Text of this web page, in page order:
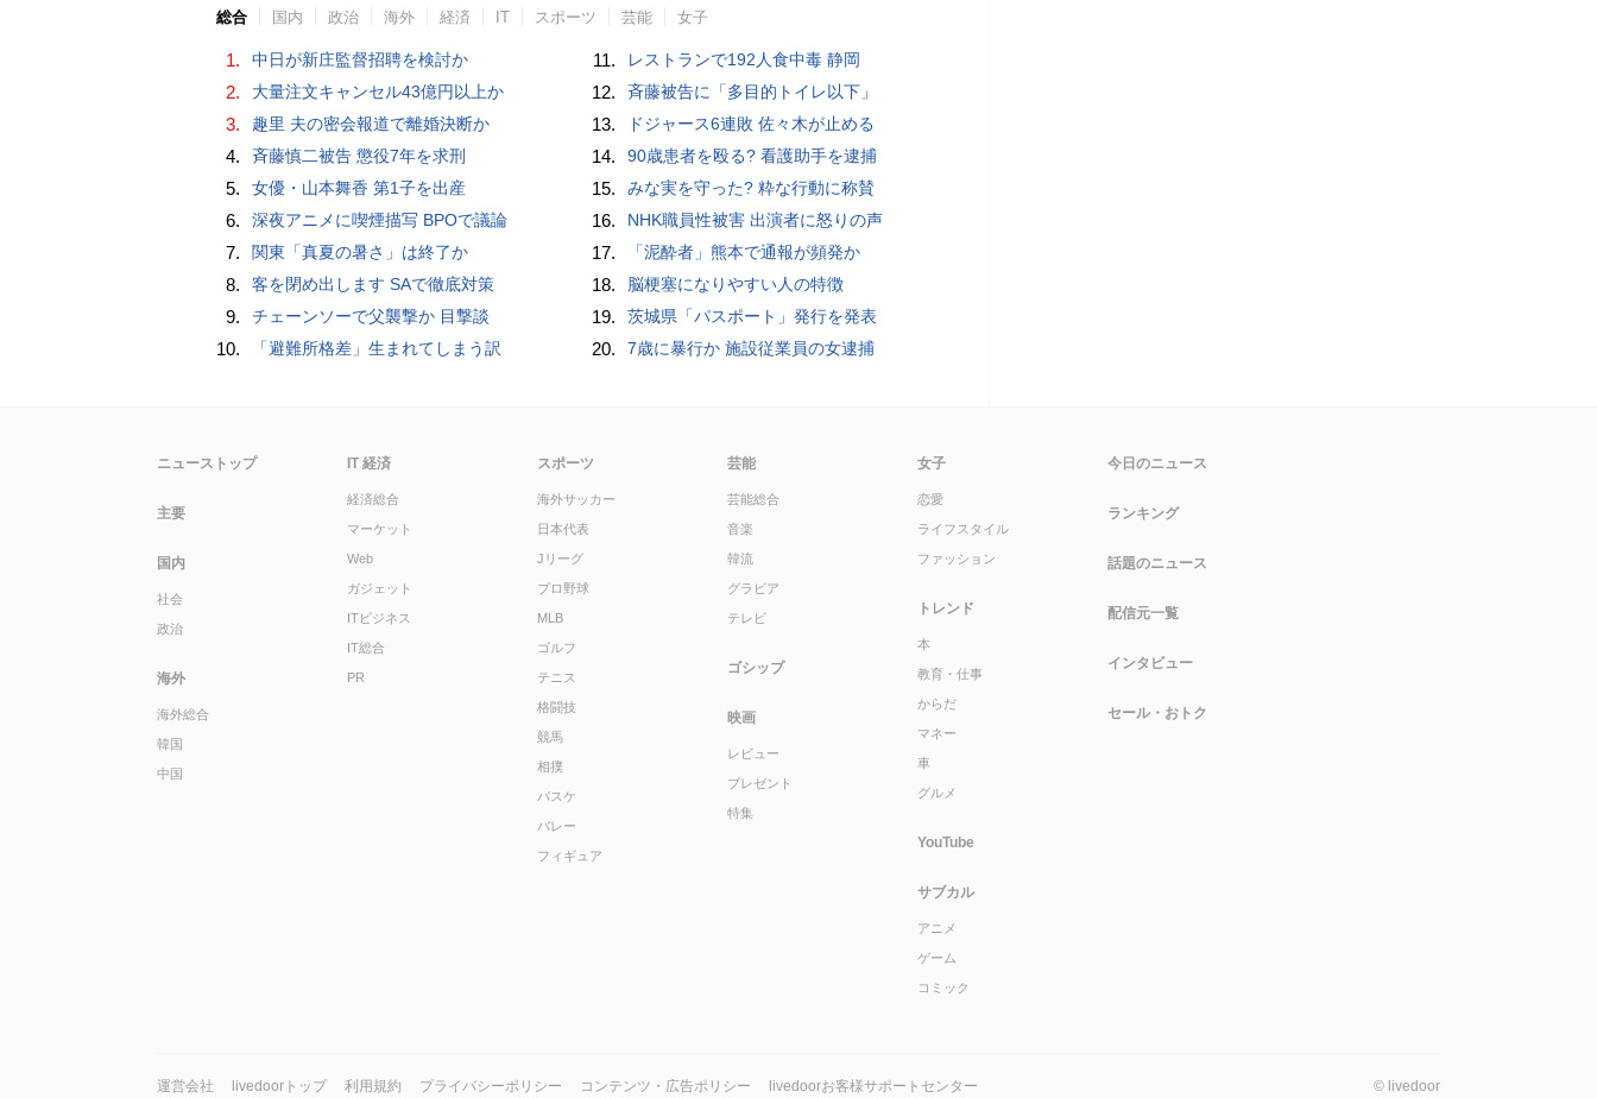
総合 国内 政治 海外 経済 IT スポーツ 芸能 女子
1. 中日が新庄監督招聘を検討か
2. 大量注文キャンセル43億円以上か
3. 趣里 夫の密会報道で離婚決断か
4. 斉藤慎二被告 懲役7年を求刑
5. 女優・山本舞香 第1子を出産
6. 深夜アニメに喫煙描写 BPOで議論
7. 関東「真夏の暑さ」は終了か
8. 客を閉め出します SAで徹底対策
9. チェーンソーで父襲撃か 目撃談
10. 「避難所格差」生まれてしまう訳
11. レストランで192人食中毒 静岡
12. 斉藤被告に「多目的トイレ以下」
13. ドジャース6連敗 佐々木が止める
14. 90歳患者を殴る? 看護助手を逮捕
15. みな実を守った? 粋な行動に称賛
16. NHK職員性被害 出演者に怒りの声
17. 「泥酔者」熊本で通報が頻発か
18. 脳梗塞になりやすい人の特徴
19. 茨城県「パスポート」発行を発表
20. 7歳に暴行か 施設従業員の女逮捕
ニューストップ
主要
国内
社会
政治
海外
海外総合
韓国
中国
IT 経済
経済総合
マーケット
Web
ガジェット
ITビジネス
IT総合
PR
スポーツ
海外サッカー
日本代表
Jリーグ
プロ野球
MLB
ゴルフ
テニス
格闘技
競馬
相撲
バスケ
バレー
フィギュア
芸能
芸能総合
音楽
韓流
グラビア
テレビ
ゴシップ
映画
レビュー
プレゼント
特集
女子
恋愛
ライフスタイル
ファッション
トレンド
本
教育・仕事
からだ
マネー
車
グルメ
YouTube
サブカル
アニメ
ゲーム
コミック
今日のニュース
ランキング
話題のニュース
配信元一覧
インタビュー
セール・おトク
運営会社 livedoorトップ 利用規約 プライバシーポリシー コンテンツ・広告ポリシー livedoorお客様サポートセンター © livedoor